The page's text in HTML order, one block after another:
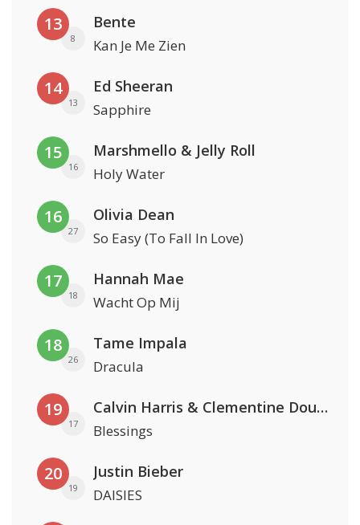
13
8
Bente
Kan Je Me Zien
14
13
Ed Sheeran
Sapphire
15
16
Marshmello & Jelly Roll
Holy Water
16
27
Olivia Dean
So Easy (To Fall In Love)
17
18
Hannah Mae
Wacht Op Mij
18
26
Tame Impala
Dracula
19
17
Calvin Harris & Clementine Douglas
Blessings
20
19
Justin Bieber
DAISIES